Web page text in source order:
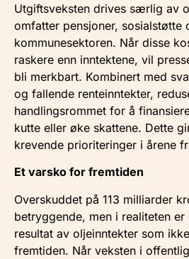
Utgiftsveksten drives særlig av
omfatter pensjoner, sosialstøtte
kommunesektoren. Når disse
raskere enn inntektene, vil
bli merkbart. Kombinert med
og fallende renteinntekter,
handlingsrommet for å
kutte eller øke skattene. Dette
krevende prioriteringer i årene
Et varsko for fremtiden
Overskuddet på 113 milliarder
betryggende, men i realiteten
resultat av oljeinntekter som
fremtiden. Når veksten i